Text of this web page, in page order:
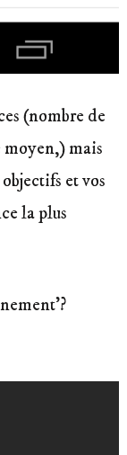
(nombre de
mais
et vos
la plus